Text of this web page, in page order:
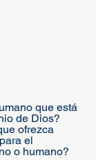
que está
de Dios?
ofrezca
el
o humano?